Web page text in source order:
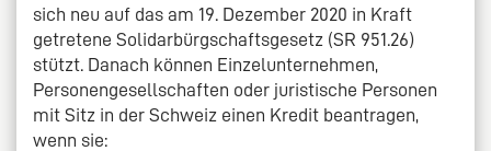
sich neu auf das am 19. Dezember 2020 in Kraft
getretene Solidarbürgschaftsgesetz (SR 951.26)
stützt. Danach können Einzelunternehmen,
Personengesellschaften oder juristische Personen
mit Sitz in der Schweiz einen Kredit beantragen,
wenn sie: